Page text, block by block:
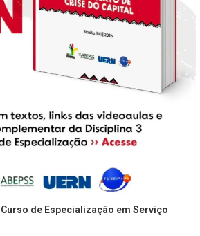
de Especialização em Serviço